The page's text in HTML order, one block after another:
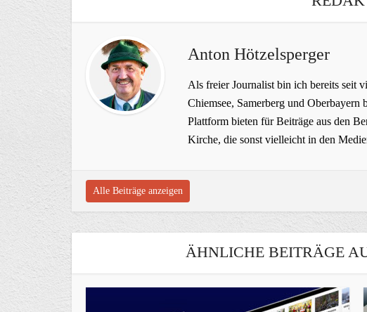
Anton Hötzelsperger
Als freier Journalist bin ich bereits seit
Chiemsee, Samerberg und Oberbayern
Plattform bieten für Beiträge aus den
Kirche, die sonst vielleicht in den
Alle Beiträge anzeigen
ÄHNLICHE BEITRÄGE